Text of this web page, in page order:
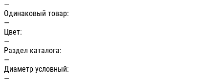
—
Одинаковый товар:
—
Цвет:
—
Раздел каталога:
—
Диаметр условный: